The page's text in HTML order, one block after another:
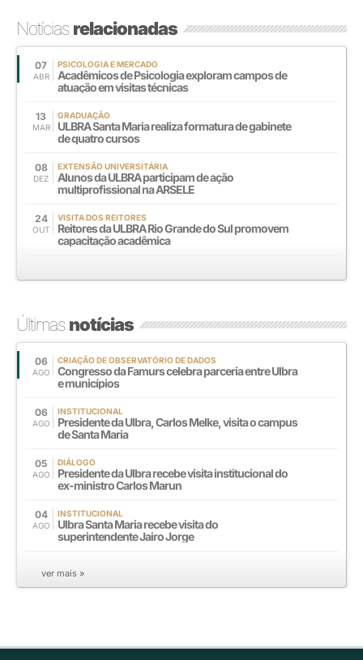
Notíciasrelacionadas
07
ABR
PSICOLOGIA E MERCADO
Acadêmicos de Psicologia exploram campos de
atuação em visitas técnicas
13
MAR
GRADUAÇÃO
ULBRA Santa Maria realiza formatura de gabinete
de quatro cursos
08
DEZ
EXTENSÃO UNIVERSITÁRIA
Alunos da ULBRA participam de ação
multiprofissional na ARSELE
24
OUT
VISITA DOS REITORES
Reitores da ULBRA Rio Grande do Sul promovem
capacitação acadêmica
Últimasnotícias
06
AGO
CRIAÇÃO DE OBSERVATÓRIO DE DADOS
Congresso da Famurs celebra parceria entre Ulbra
e municípios
06
AGO
INSTITUCIONAL
Presidente da Ulbra, Carlos Melke, visita o campus
de Santa Maria
05
AGO
DIÁLOGO
Presidente da Ulbra recebe visita institucional do
ex-ministro Carlos Marun
04
AGO
INSTITUCIONAL
Ulbra Santa Maria recebe visita do
superintendente Jairo Jorge
ver mais »